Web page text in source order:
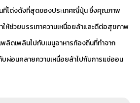
นที่โด่งดังที่สุดของประเทศญี่ปุ่น ซึ่งคุณภาพ
ให้ช่วยบรรเทาความเหนื่อยล้าและดีต่อสุขภาพ
พลิดเพลินไปกับเมนูอาหารท้องถิ่นที่ทำจาก
ผ่อนคลายความเหนื่อยล้าไปกับการแช่ออน